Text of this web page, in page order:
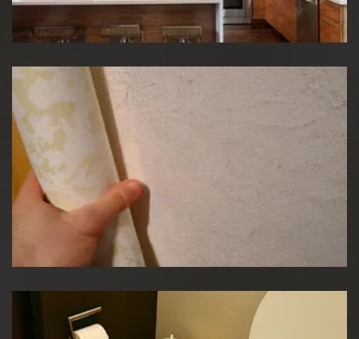
Rénovation de cuisine
Pose de papier peint